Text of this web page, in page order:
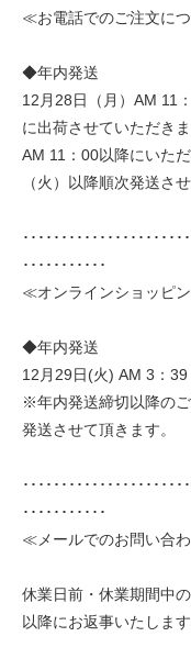
≪お電話でのご注文に
◆年内発送
12月28日（月）AM 11
に出荷させていただきま
AM 11：00以降にいた
（火）以降順次発送さ
･････････････････････
･･･････････
≪オンラインショッピ
◆年内発送
12月29日(火) AM 3：
※年内発送締切以降の
発送させて頂きます。
･････････････････････
･･･････････
≪メールでのお問い合
休業日前・休業期間中
以降にお返事いたします